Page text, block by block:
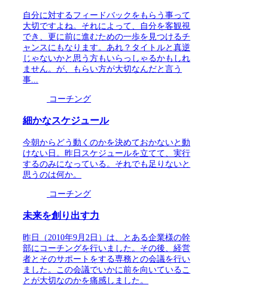
自分に対するフィードバックをもらう事って
大切ですよね。それによって、自分を客観視
でき、更に前に進むための一歩を見つけるチ
ャンスにもなります。あれ？タイトルと真逆
じゃないかと思う方もいらっしゃるかもしれ
ません。が、もらい方が大切なんだと言う
事...
コーチング
細かなスケジュール
今朝からどう動くのかを決めておかないと動
けない日。昨日スケジュールを立てて、実行
するのみになっている。それでも足りないと
思うのは何か。
コーチング
未来を創り出す力
昨日（2010年9月2日）は、とある企業様の幹
部にコーチングを行いました。その後、経営
者とそのサポートをする専務との会議を行い
ました。この会議でいかに前を向いているこ
とが大切なのかを痛感しました。